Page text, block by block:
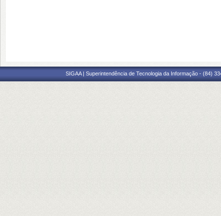
SIGAA | Superintendência de Tecnologia da Informação - (84)